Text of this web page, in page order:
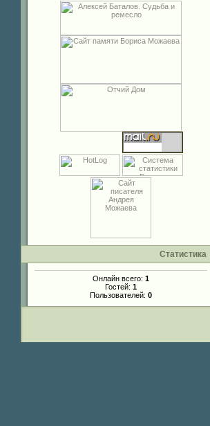
Статистика
Онлайн всего: 1
Гостей: 1
Пользователей: 0